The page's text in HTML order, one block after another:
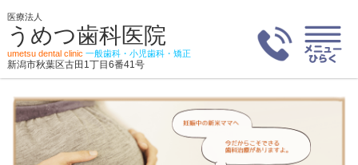
医療法人
うめつ歯科医院
umetsu dental clinic 一般歯科・小児歯科・矯正
新潟市秋葉区古田1丁目6番41号